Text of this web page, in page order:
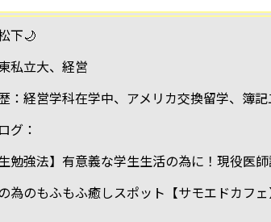
下🌙
私立大、経営
：経営学科在学中、アメリカ交換留学、簿記
グ：
勉強法】有意義な学生生活の為に！現役医
為のもふもふ癒しスポット【サモエドカフ